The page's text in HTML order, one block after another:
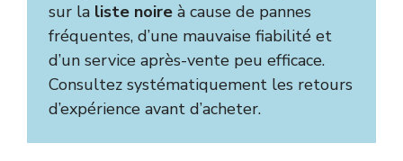
sur la liste noire à cause de pannes
fréquentes, d’une mauvaise fiabilité et
d’un service après-vente peu efficace.
Consultez systématiquement les retours
d’expérience avant d’acheter.